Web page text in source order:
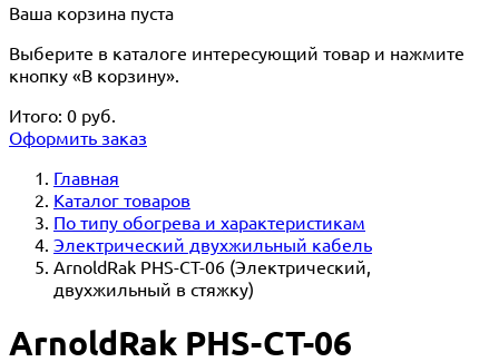
Ваша корзина пуста
Выберите в каталоге интересующий товар и нажмите
кнопку «В корзину».
Итого: 0 руб.
Оформить заказ
Главная
Каталог товаров
По типу обогрева и характеристикам
Электрический двухжильный кабель
ArnoldRak PHS-CT-06 (Электрический,
двухжильный в стяжку)
ArnoldRak PHS-CT-06